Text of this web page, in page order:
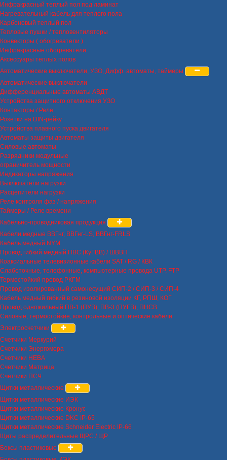
Инфракрасный теплый пол под ламинат
Нагревательный кабель для теплого пола
Карбоновый теплый пол
Тепловые пушки / тепловентиляторы
Конвекторы ( обогреватели )
Инфракрасные обогреватели
Аксессуары теплых полов
Автоматические выключатели, УЗО, Дифф. автоматы, таймеры
Автоматические выключатели
Дифференциальные автоматы АВДТ
Устройства защитного отключения УЗО
Контакторы / Реле
Розетки на DIN-рейку
Устройства плавного пуска двигателя
Автоматы защиты двигателя
Силовые автоматы
Разрядники модульные
ограничитель мощности
Индикаторы напряжения
Выключатели нагрузки
Расцепители нагрузки
Реле контроля фаз / напряжения
Таймеры / Реле времени
Кабельно-проводниковая продукция
Кабели медные ВВГнг, ВВГнг-LS, ВВГнг-FRLS
Кабель медный NYM
Провод гибкий медный ПВС (КуГВВ) / ШВВП
Коаксиальные телевизионные кабели SAT / RG / КВК
Слаботочные, телефонные, компьютерные провода UTP, FTP
Термостойкий провод РКГМ
Провод изолированный самонесущий СИП-2 / СИП-3 / СИП-4
Кабель медный гибкий в резиновой изоляции КГ, РПШ, КОГ
Провод одножильный ПВ-1 (ПУВ), ПВ-3 (ПУГВ), ПНСВ
Силовые, термостойкие, контрольные и оптические кабели
Электросчетчики
Счетчики Меркурий
Счетчики Энергомера
Счетчики НЕВА
Счетчики Матрица
Счетчики ПСЧ
Щитки металлические
Щитки металлические ИЭК
Щитки металлические Кронус
Щитки металлические DKC IP-65
Щитки металлические Schneider Electric IP-66
Щиты распределительные ЩРС / ЩР
Боксы пластиковые